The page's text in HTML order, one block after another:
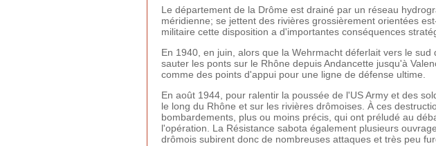
Le département de la Drôme est drainé par un réseau
méridienne; se jettent des rivières grossièrement orientées
militaire cette disposition a d'importantes conséquences
En 1940, en juin, alors que la Wehrmacht déferlait vers le
sauter les ponts sur le Rhône depuis Andancette jusqu'à
comme des points d'appui pour une ligne de défense ultime.
En août 1944, pour ralentir la poussée de l'US Army et des
le long du Rhône et sur les rivières drômoises. À ces
bombardements, plus ou moins précis, qui ont préludé au
l'opération. La Résistance sabota également plusieurs
drômois subirent donc de nombreuses attaques et très peu